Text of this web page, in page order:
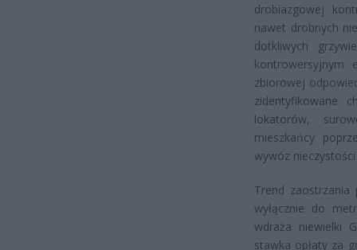
drobiazgowej
nawet drobnych
dotkliwych
kontrowersyjnym
zbiorowej
zidentyfikowane
lokatorów,
mieszkańcy
wywóz
Trend zaostrzania
wyłącznie do
wdraża niewielki
stawka opłaty za